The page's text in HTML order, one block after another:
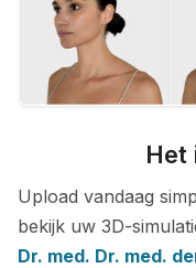
Het
Upload vandaag
bekijk uw 3D-
Dr. med. Dr. med.